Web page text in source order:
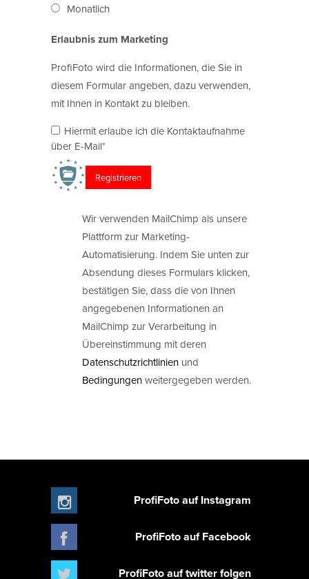
Monatlich
Erlaubnis zum Marketing
ProfiFoto wird die Informationen, die Sie in
diesem Formular angeben, dazu verwenden,
mit Ihnen in Kontakt zu bleiben.
Hiermit erlaube ich die Kontaktaufnahme
über E-Mail*
Wir verwenden MailChimp als unsere
Plattform zur Marketing-
Automatisierung. Indem Sie unten zur
Absendung dieses Formulars klicken,
bestätigen Sie, dass die von Ihnen
angegebenen Informationen an
MailChimp zur Verarbeitung in
Übereinstimmung mit deren
Datenschutzrichtlinien und
Bedingungenweitergegeben werden.
ProfiFoto auf Instagram
ProfiFoto auf Facebook
ProfiFoto auf twitter folgen